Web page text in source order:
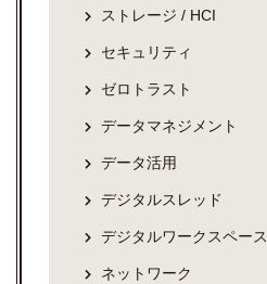
ストレージ / HCI
セキュリティ
ゼロトラスト
データマネジメント
データ活用
デジタルスレッド
デジタルワークスペース
ネットワーク